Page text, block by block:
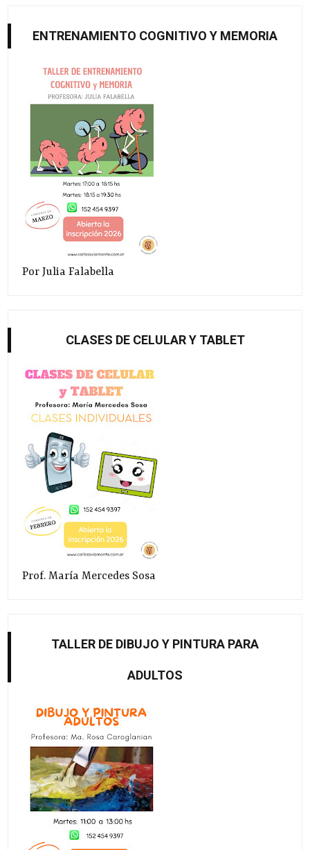
ENTRENAMIENTO COGNITIVO Y MEMORIA
Por Julia Falabella
CLASES DE CELULAR Y TABLET
Prof. María Mercedes Sosa
TALLER DE DIBUJO Y PINTURA PARA
ADULTOS